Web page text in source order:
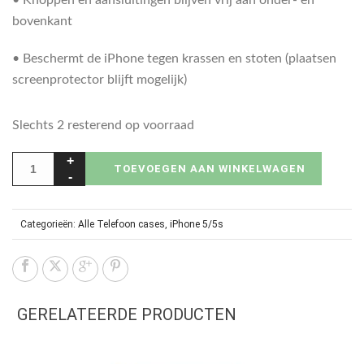
bovenkant
• Beschermt de iPhone tegen krassen en stoten (plaatsen
screenprotector blijft mogelijk)
Slechts 2 resterend op voorraad
TOEVOEGEN AAN WINKELWAGEN
Categorieën: Alle Telefoon cases, iPhone 5/5s
GERELATEERDE PRODUCTEN